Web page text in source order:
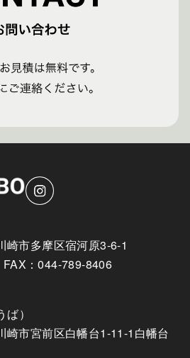
崎市多摩区宿河原3-6-1
：044-789-8406
）
崎市宮前区白幡台1-11-1白幡台